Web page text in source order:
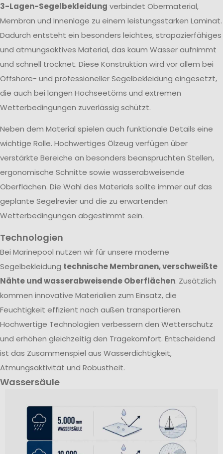
3-Lagen-Segelbekleidung verbindet Obermaterial,
Membran und Innenlage zu einem leistungsstarken Laminat.
Dadurch entsteht ein besonders leichtes, strapazierfähiges
und atmungsaktives Material, das kaum Wasser aufnimmt
und schnell trocknet. Diese Konstruktion wird vor allem bei
Offshore- und professioneller Segelbekleidung eingesetzt,
die auch bei langen Hochseetörns und extremen
Wetterbedingungen zuverlässig schützt.
Neben dem Material spielen auch funktionale Details eine
wichtige Rolle. Hochwertiges Ölzeug verfügen über
verstärkte Bereiche an besonders beanspruchten Stellen,
ergonomische Schnitte sowie wasserabweisende
Oberflächen. Die Wahl des Materials sollte immer auf das
geplante Segelrevier und die zu erwartenden
Wetterbedingungen abgestimmt sein.
Technologien
Bei Marinepool nutzen wir für unsere moderne
Segelbekleidung technische Membranen, verschweißte
Nähte und wasserabweisende Oberflächen. Zusätzlich
kommen innovative Materialien zum Einsatz, die
Feuchtigkeit effizient nach außen transportieren.
Hochwertige Technologien verbessern den Wetterschutz
und erhöhen gleichzeitig den Tragekomfort. Entscheidend
ist das Zusammenspiel aus Wasserdichtigkeit,
Atmungsaktivität und Robustheit.
Wassersäule